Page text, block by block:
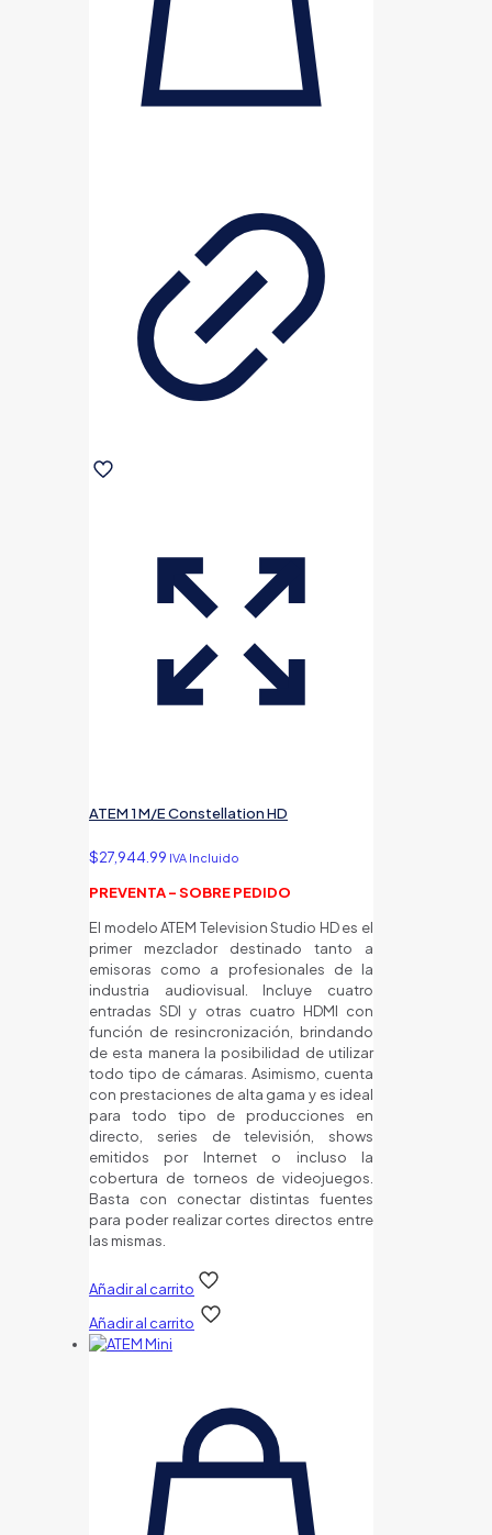
ATEM 1 M/E Constellation HD
$27,944.99 IVA Incluido
PREVENTA - SOBRE PEDIDO
El modelo ATEM Television Studio HD es el
primer mezclador destinado tanto a
emisoras como a profesionales de la
industria audiovisual. Incluye cuatro
entradas SDI y otras cuatro HDMI con
función de resincronización, brindando
de esta manera la posibilidad de utilizar
todo tipo de cámaras. Asimismo, cuenta
con prestaciones de alta gama y es ideal
para todo tipo de producciones en
directo, series de televisión, shows
emitidos por Internet o incluso la
cobertura de torneos de videojuegos.
Basta con conectar distintas fuentes
para poder realizar cortes directos entre
las mismas.
Añadir al carrito
Añadir al carrito